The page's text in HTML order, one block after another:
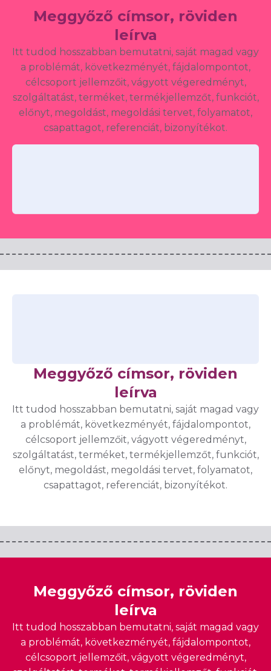
Meggyőző címsor, röviden
leírva
Itt tudod hosszabban bemutatni, saját magad vagy
a problémát, következményét, fájdalompontot,
célcsoport jellemzőit, vágyott végeredményt,
szolgáltatást, terméket, termékjellemzőt, funkciót,
előnyt, megoldást, megoldási tervet, folyamatot,
csapattagot, referenciát, bizonyítékot.
Meggyőző címsor, röviden
leírva
Itt tudod hosszabban bemutatni, saját magad vagy
a problémát, következményét, fájdalompontot,
célcsoport jellemzőit, vágyott végeredményt,
szolgáltatást, terméket, termékjellemzőt, funkciót,
előnyt, megoldást, megoldási tervet, folyamatot,
csapattagot, referenciát, bizonyítékot.
Meggyőző címsor, röviden
leírva
Itt tudod hosszabban bemutatni, saját magad vagy
a problémát, következményét, fájdalompontot,
célcsoport jellemzőit, vágyott végeredményt,